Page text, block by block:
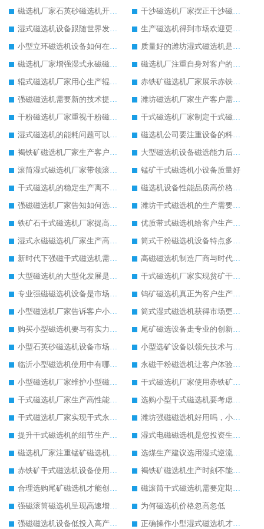
磁选机厂家石英砂磁选机开展除铁新技能
干沙磁选机厂家摆正干沙磁选机创新生产的态度
湿式磁选机设备跟随世界发展脚步快速发展
生产磁选机得到市场欢迎更应该重视技术
小型立环磁选机设备如何在市场中适者生存
质量好的潍坊湿式磁选机是客户生产的必选
磁选机厂家增强湿式永磁磁选机的新技术生产理念
磁选机厂注重自身对客户的售后服务
辊式磁选机厂家用心生产辊式磁选机设备
赤铁矿磁选机厂家展示赤铁矿磁选机的设备优点
强磁磁选机需要新的技术提高强磁磁选机工作效率
潍坊磁选机厂家生产客户需求量高的磁选选矿设备
干粉磁选机厂家重视干粉磁选机的设备质量
干式磁选机厂家制定干式磁选机市场发展新目标
湿式磁选机的能耗问题可以这么理解
磁选机公司要注重设备的科技技术生产
褐铁矿磁选机厂家生产客户满意的褐铁矿磁选机
大型磁选机设备磁选能力后劲十足
滚筒湿式磁选机厂家带领滚筒湿式磁选机领导示范作用
锰矿干式磁选机小设备质量好
干式磁选机的稳定生产离不开合理的保养工作
磁选机设备性能品质高价格合理客户比较喜欢
强磁磁选机厂家告知如何选购强磁磁选机设备
潍坊干式磁选机的生产需要更多创新来支持
铁矿石干式磁选机厂家提高干式磁选机的市场销售量
优质带式磁选机给客户生产带来不一样的体验
湿式永磁磁选机厂家生产高品质的湿式永磁磁选机设备
筒式干粉磁选机设备特点多更受到欢迎
新时代下强磁干式磁选机需要环保生产
高磁磁选机制造厂商与时代共同进步和发展
大型磁选机的大型化发展是必然趋势
干式磁选机厂家实现贫矿干式磁选机的专业化管理
专业强磁磁选机设备是市场的主导设备
钨矿磁选机真正为客户生产提供更多便利
小型磁选机厂家告诉客户小型磁选机生产中的优势
筒式湿式磁选机获得市场更多的关注度
购买小型磁选机要与有实力的小型磁选机生产商合作
尾矿磁选设备走专业的创新发展之路
小型石英砂磁选机设备市场知名度正在提高
小型选矿设备以领先技术与客户共同进步
临沂小型磁选机使用中有哪些设备优势
永磁干粉磁选机让客户体验到高效率生产
小型磁选机厂家维护小型磁选机注意三步骤
干式磁选机厂家使用赤铁矿干式磁选机设备优点多
干式磁选机厂家生产高性能干式磁选机设备回馈客户
选购小型干式磁选机要考虑几个方面
干式磁选机厂家实现干式永磁筒式磁选机的成功与创新有关系
潍坊强磁磁选机好用吗，小型强磁磁选机多少钱一台
提升干式磁选机的细节生产很重要
湿式电磁磁选机是您投资生产的好设备
磁选机厂家注重锰矿磁选机多样化发展
选煤生产建议选用湿式逆流磁选机
赤铁矿干式磁选机设备使用范围广
褐铁矿磁选机生产时刻不能忘记创新
合理选购尾矿磁选机才能创更高经济收益
磁滚筒干式磁选机需要定期保养
强磁滚筒磁选机呈现高速增长状态
为何磁选机价格忽高忽低
强磁磁选机设备低投入高产出客户使用更满意
正确操作小型湿式磁选机才能实现较大产能